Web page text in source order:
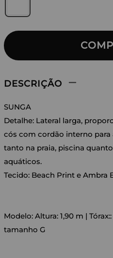
DESCRIÇÃO
SUNGA
Detalhe: Lateral larga,
cós com cordão interno para
tanto na praia, piscina
aquáticos.
Tecido: Beach Print e Ambra
Modelo: Altura: 1,90 m |
tamanho G